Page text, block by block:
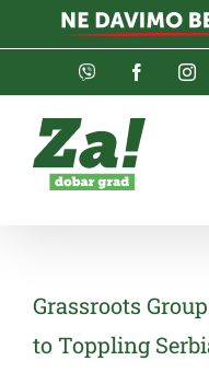
Viber Facebook
Grassroots
to Toppling